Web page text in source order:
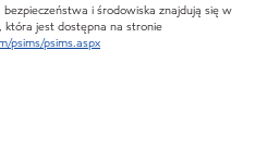
i środowiska znajdują się w
która jest dostępna na stronie
psims/psims.aspx